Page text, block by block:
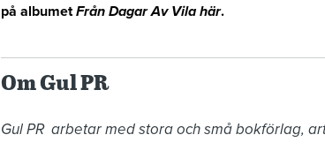
på albumetFrån Dagar Av Vila här.
Om Gul PR
Gul PR  arbetar med stora och små bokförlag,